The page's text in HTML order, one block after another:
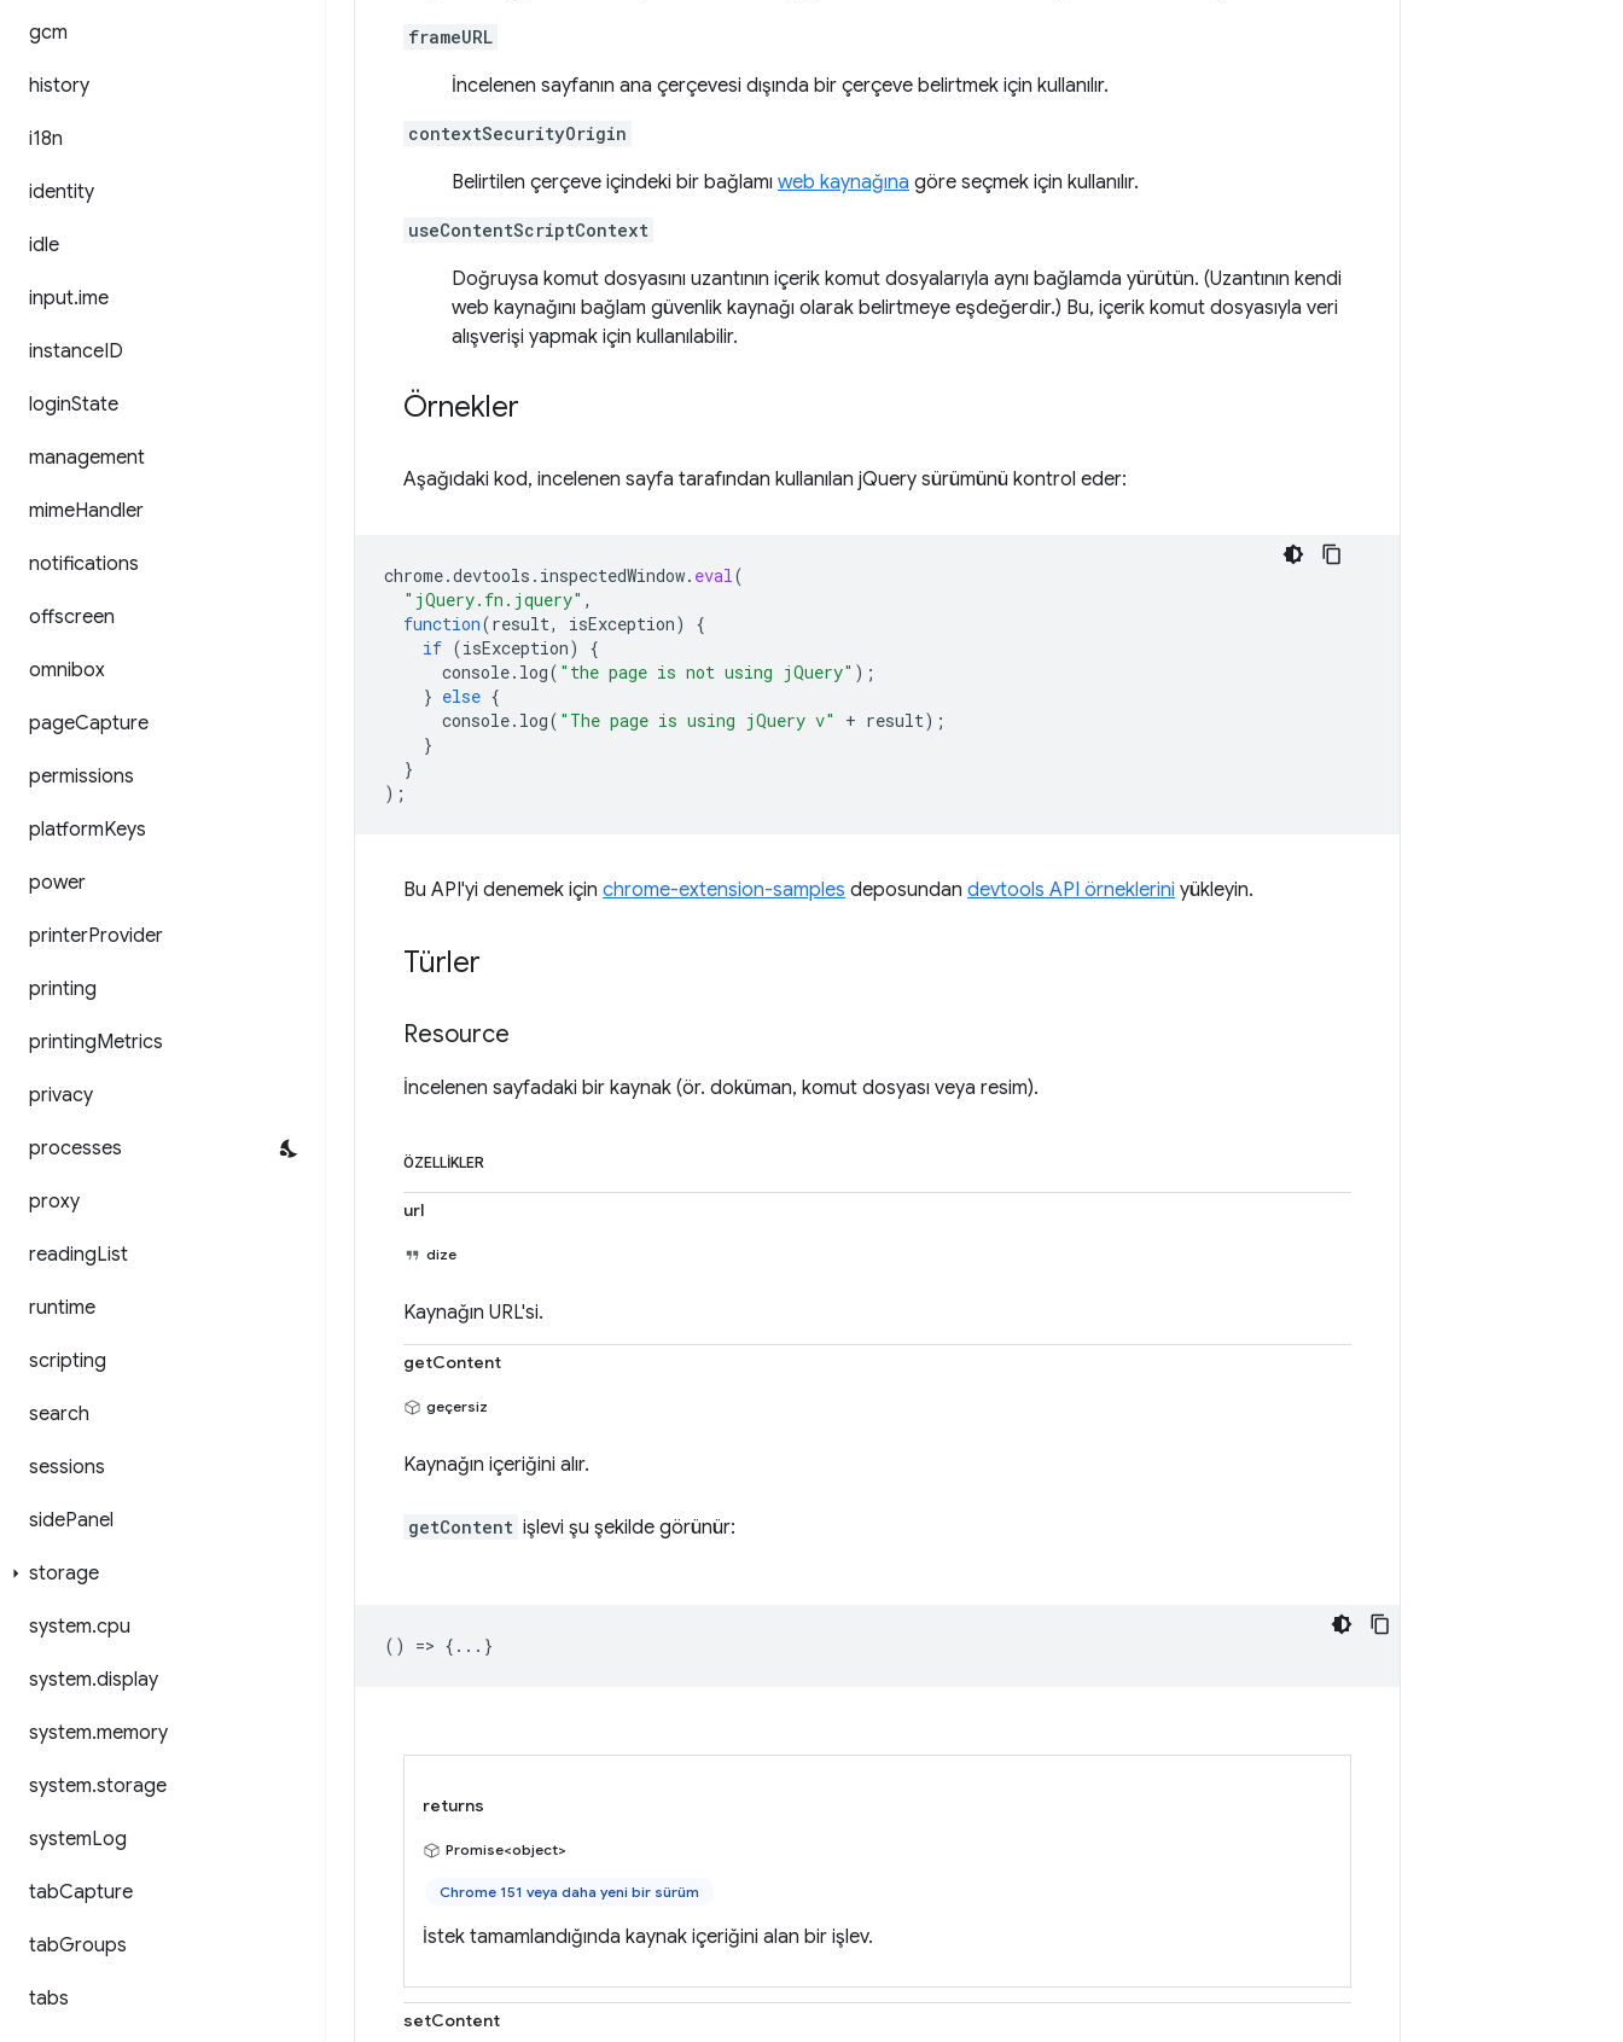
gcm
history
i18n
identity
idle
input.ime
instanceID
loginState
management
mimeHandler
notifications
offscreen
omnibox
pageCapture
permissions
platformKeys
power
printerProvider
printing
printingMetrics
privacy
processes
proxy
readingList
runtime
scripting
search
sessions
sidePanel
storage
system.cpu
system.display
system.memory
system.storage
systemLog
tabCapture
tabGroups
tabs
frameURL
İncelenen sayfanın ana çerçevesi dışında bir çerçeve belirtmek için kullanılır.
contextSecurityOrigin
Belirtilen çerçeve içindeki bir bağlamı web kaynağına göre seçmek için kullanılır.
useContentScriptContext
Doğruysa komut dosyasını uzantının içerik komut dosyalarıyla aynı bağlamda yürütün. (Uzantının kendi
web kaynağını bağlam güvenlik kaynağı olarak belirtmeye eşdeğerdir.) Bu, içerik komut dosyasıyla veri
alışverişi yapmak için kullanılabilir.
Örnekler
Aşağıdaki kod, incelenen sayfa tarafından kullanılan jQuery sürümünü kontrol eder:
chrome.devtools . inspectedWindow. eval(
"jQuery.fn.jquery" ,
function(result, isException)
{
if (isException)
{
console. log( "the page is not using jQuery" );
} else {
console. log( "The page is using jQuery v" + result);
}
}
);
Bu API'yi denemek için chrome-extension-samples deposundan devtools API örneklerini yükleyin.
Türler
Resource
İncelenen sayfadaki bir kaynak (ör. doküman, komut dosyası veya resim).
ÖZELLIKLER
url
dize
Kaynağın URL'si.
getContent
geçersiz
Kaynağın içeriğini alır.
getContent işlevi şu şekilde görünür:
() => {...}
returns
Promise<object>
Chrome 151 veya daha yeni bir sürüm
İstek tamamlandığında kaynak içeriğini alan bir işlev.
setContent